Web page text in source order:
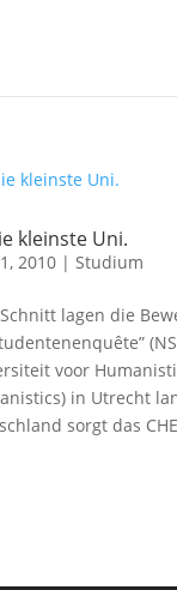
kleinste Uni.
2010| Studium
lagen die
voor
in Utrecht
sorgt das